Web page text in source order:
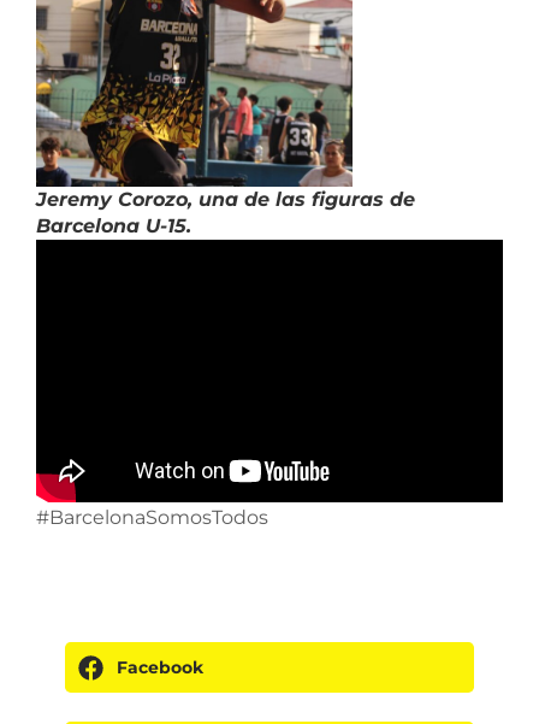
Jeremy Corozo, una de las figuras de
Barcelona U-15.
#BarcelonaSomosTodos
Facebook